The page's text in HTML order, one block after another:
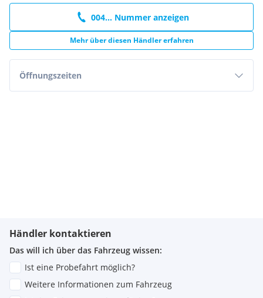
WINTER PAKET
004... Nummer anzeigen
Mehr über diesen Händler erfahren
Öffnungszeiten
Händler kontaktieren
Das will ich über das Fahrzeug wissen:
Ist eine Probefahrt möglich?
Weitere Informationen zum Fahrzeug